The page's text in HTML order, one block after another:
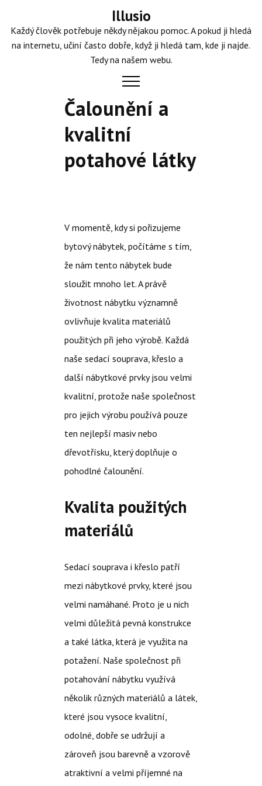
content
Illusio
Každý člověk potřebuje někdy nějakou pomoc. A pokud ji hledá
na internetu, učiní často dobře, když ji hledá tam, kde ji najde.
Tedy na našem webu.
Čalounění a
kvalitní
potahové látky
V momentě, kdy si pořizujeme
bytový nábytek, počítáme s tím,
že nám tento nábytek bude
sloužit mnoho let. A právě
životnost nábytku významně
ovlivňuje kvalita materiálů
použitých při jeho výrobě. Každá
naše sedací souprava, křeslo a
další nábytkové prvky jsou velmi
kvalitní, protože naše společnost
pro jejich výrobu používá pouze
ten nejlepší masiv nebo
dřevotřísku, který doplňuje o
pohodlné čalounění.
Kvalita použitých
materiálů
Sedací souprava i křeslo patří
mezi nábytkové prvky, které jsou
velmi namáhané. Proto je u nich
velmi důležitá pevná konstrukce
a také látka, která je využita na
potažení. Naše společnost při
potahování nábytku využívá
několik různých materiálů a látek,
které jsou vysoce kvalitní,
odolné, dobře se udržují a
zároveň jsou barevně a vzorově
atraktivní a velmi příjemné na